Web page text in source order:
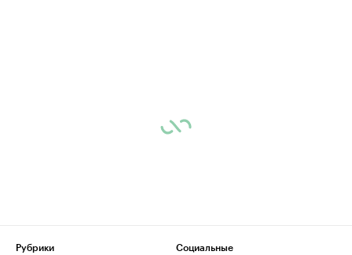
Рубрики
Социальные